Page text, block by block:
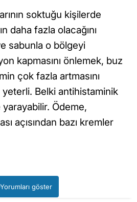
soktuğu kişilerde
daha fazla olacağını
sabunla o bölgeyi
kapmasını önlemek, buz
çok fazla artmasını
Belki antihistaminik
Ödeme,
açısından bazı kremler
Yorumları göster